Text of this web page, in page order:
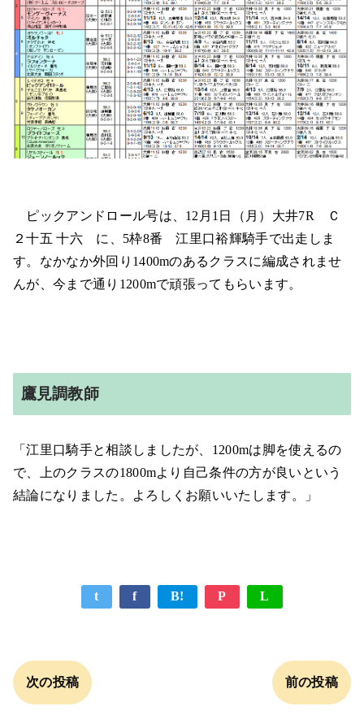
ピックアンドロール号は、12月1日（月）大井7R Ｃ
２十五 十六 に、5枠8番 江里口裕輝騎手で出走しま
す。なかなか外回り1400mのあるクラスに編成されませ
んが、今まで通り1200mで頑張ってもらいます。
鷹見調教師
「江里口騎手と相談しましたが、1200mは脚を使えるの
で、上のクラスの1800mより自己条件の方が良いという
結論になりました。よろしくお願いいたします。」
t f B! P L
次の投稿 前の投稿